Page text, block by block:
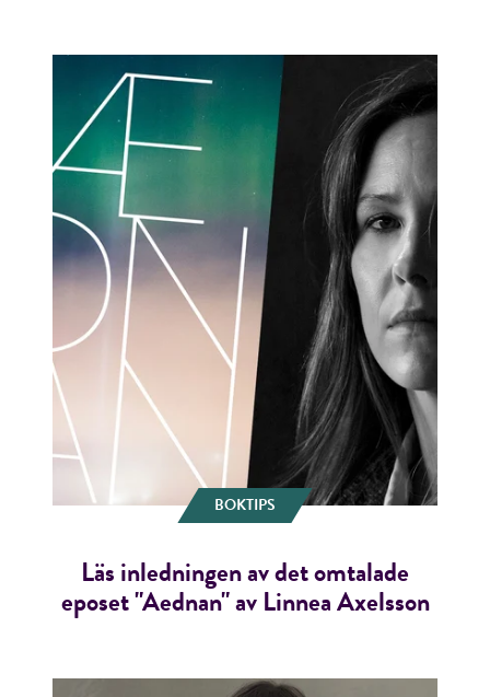
BOKTIPS
Läs inledningen av det omtalade
eposet "Aednan" av Linnea Axelsson